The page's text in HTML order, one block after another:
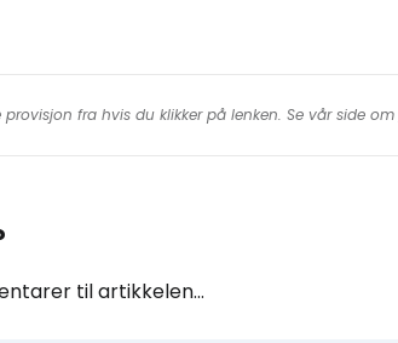
fra hvis du klikker på lenken. Se vår side om
til artikkelen...